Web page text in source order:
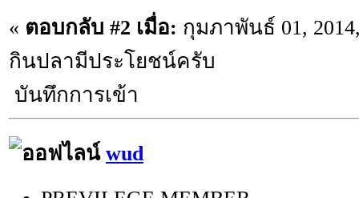
« ตอบกลับ #2 เมื่อ: กุมภาพันธ์ 01,
กินปลามีประโยชน์ครับ
บันทึกการเข้า
wud